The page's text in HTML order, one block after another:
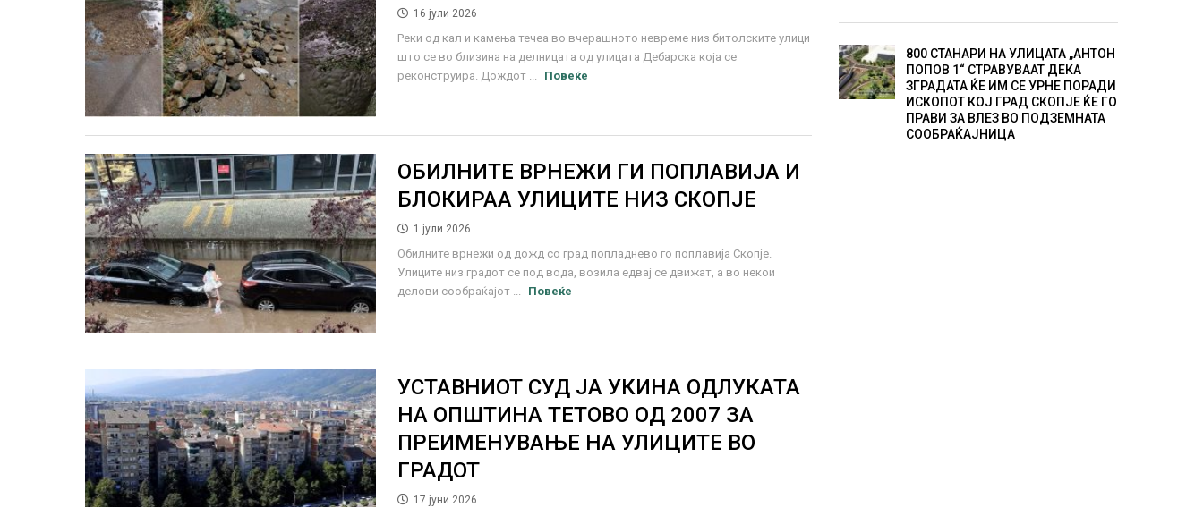
16 јули 2026
Реки од кал и камења течеа во вчерашното невреме низ битолските улици
што се во близина на делницата од улицата Дебарска која се
реконструира. Дождот ...
Повеќе
ОБИЛНИТЕ ВРНЕЖИ ГИ ПОПЛАВИЈА И
БЛОКИРАА УЛИЦИТЕ НИЗ СКОПЈЕ
1 јули 2026
Обилните врнежи од дожд со град попладнево го поплавија Скопје.
Улиците низ градот се под вода, возила едвај се движат, а во некои
делови сообраќајот ...
Повеќе
УСТАВНИОТ СУД ЈА УКИНА ОДЛУКАТА
НА ОПШТИНА ТЕТОВО ОД 2007 ЗА
ПРЕИМЕНУВАЊЕ НА УЛИЦИТЕ ВО
ГРАДОТ
17 јуни 2026
800 СТАНАРИ НА УЛИЦАТА „АНТОН
ПОПОВ 1“ СТРАВУВААТ ДЕКА
ЗГРАДАТА ЌЕ ИМ СЕ УРНЕ ПОРАДИ
ИСКОПОТ КОЈ ГРАД СКОПЈЕ ЌЕ ГО
ПРАВИ ЗА ВЛЕЗ ВО ПОДЗЕМНАТА
СООБРАЌАЈНИЦА